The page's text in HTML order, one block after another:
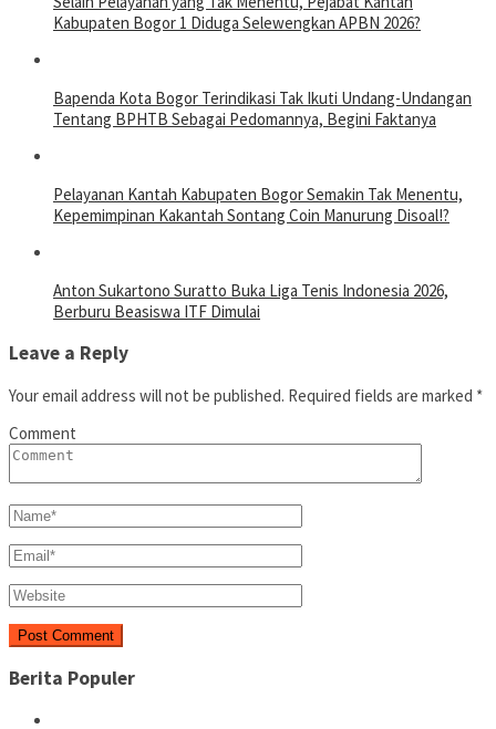
Kabupaten Bogor 1 Diduga Selewengkan APBN 2026?
Bapenda Kota Bogor Terindikasi Tak Ikuti Undang-Undangan
Tentang BPHTB Sebagai Pedomannya, Begini Faktanya
Pelayanan Kantah Kabupaten Bogor Semakin Tak Menentu,
Kepemimpinan Kakantah Sontang Coin Manurung Disoal!?
Anton Sukartono Suratto Buka Liga Tenis Indonesia 2026,
Berburu Beasiswa ITF Dimulai
Leave a Reply
Your email address will not be published. Required fields are marked *
Comment
Berita Populer